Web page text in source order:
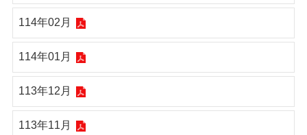
114年02月
114年01月
113年12月
113年11月